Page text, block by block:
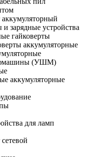
зарядные устройства
гайковерты
аккумуляторные
(УШМ)
аккумуляторные
для ламп